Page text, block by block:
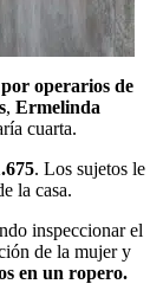
operarios de
, Ermelinda
cuarta.
. Los sujetos le
la casa.
inspeccionar el
de la mujer y
en un ropero.